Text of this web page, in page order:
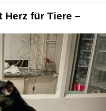
Herz für Tiere –